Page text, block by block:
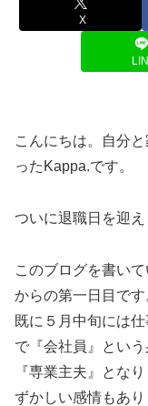
X
こんにちは。自分
ったKappa.です。
ついに退職日を迎え
このブログを書い
からの第一日目です
既に５月中旬には
で『会社員』とい
『専業主夫』とな
ずかしい感情もあり